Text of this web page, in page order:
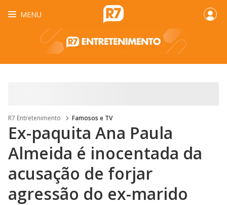
MENU
R7 Entretenimento Famosos e TV
Ex-paquita Ana Paula
Almeida é inocentada da
acusação de forjar
agressão do ex-marido